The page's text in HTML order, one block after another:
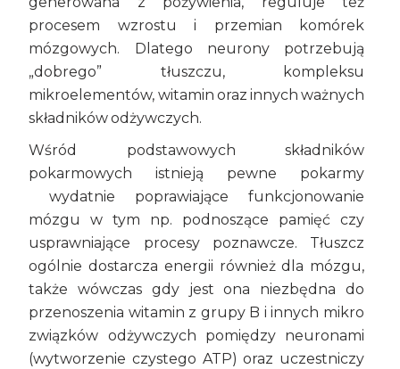
procesem wzrostu i przemian komórek
mózgowych. Dlatego neurony potrzebują
„dobrego” tłuszczu, kompleksu
mikroelementów, witamin oraz innych ważnych
składników odżywczych.
Wśród podstawowych składników
pokarmowych istnieją pewne pokarmy
wydatnie poprawiające funkcjonowanie
mózgu w tym np. podnoszące pamięć czy
usprawniające procesy poznawcze. Tłuszcz
ogólnie dostarcza energii również dla mózgu,
także wówczas gdy jest ona niezbędna do
przenoszenia witamin z grupy B i innych mikro
związków odżywczych pomiędzy neuronami
(wytworzenie czystego ATP) oraz uczestniczy